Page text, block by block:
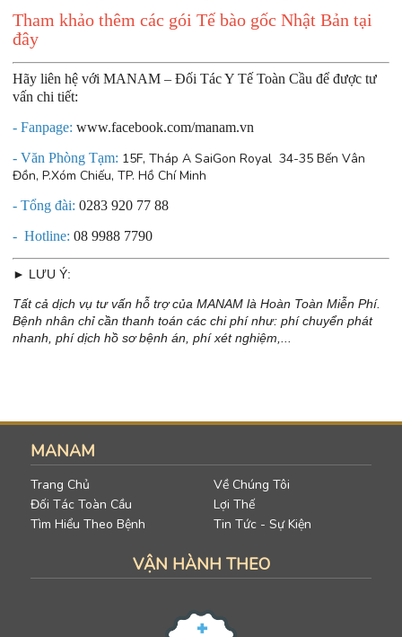
Tham khảo thêm các gói Tế bào gốc Nhật Bản tại
đây
Hãy liên hệ với MANAM – Đối Tác Y Tế Toàn Cầu để được tư
vấn chi tiết:
- Fanpage: www.facebook.com/manam.vn
- Văn Phòng Tạm: 15F, Tháp A SaiGon Royal 34-35 Bến Vân
Đồn, P.Xóm Chiếu, TP. Hồ Chí Minh
- Tổng đài: 0283 920 77 88
- Hotline: 08 9988 7790
► LƯU Ý:
Tất cả dịch vụ tư vấn hỗ trợ của MANAM là Hoàn Toàn Miễn Phí.
Bệnh nhân chỉ cần thanh toán các chi phí như: phí chuyển phát
nhanh, phí dịch hồ sơ bệnh án, phí xét nghiệm,...
MANAM
Trang Chủ
Đối Tác Toàn Cầu
Tìm Hiểu Theo Bệnh
Về Chúng Tôi
Lợi Thế
Tin Tức - Sự Kiện
VẬN HÀNH THEO